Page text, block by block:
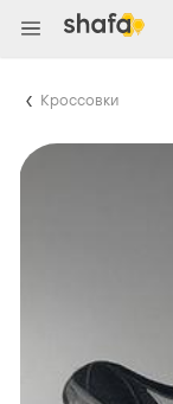
Кроссовки